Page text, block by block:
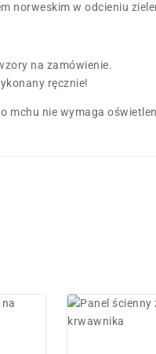
norweskim w odcieniu
na zamówienie.
ręcznie!
mchu nie wymaga